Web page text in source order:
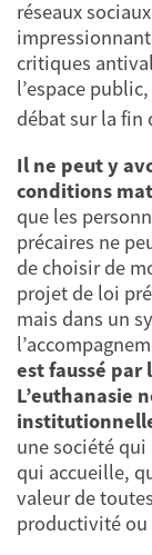
réseaux
critiques
l’espace
débat sur la fin
Il ne peut y
conditions
que les
précaires ne
de choisir de
projet de loi
mais dans un
est faussé par
L’euthanasie
une société
qui accueille,
valeur de
productivité